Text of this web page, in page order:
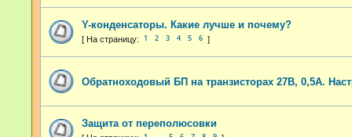
Y-конденсаторы. Какие лучше и почему?
1 2 3 4 5 6
Обратноходовый БП на транзисторах 27В, 0,5А.
Защита от переполюсовки